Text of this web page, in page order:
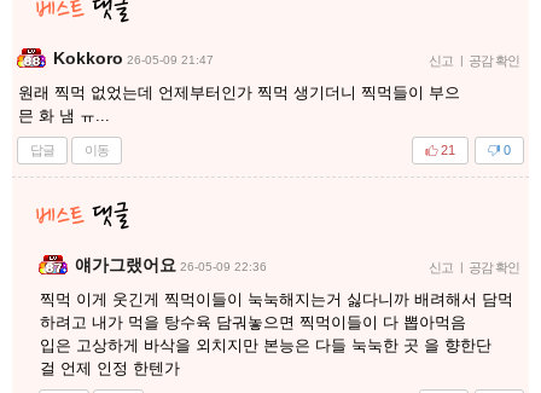
Kokkoro 26-05-09 21:47 신고 | 공감 확인
원래 찍먹 없었는데 언제부터인가 찍먹 생기더니 찍먹들이 부으
믄 화 냄 ㅠ...
답글 이동 0
21
얘가그랬어요 26-05-09 22:36 신고 | 공감 확인
찍먹 이게 웃긴게 찍먹이들이 눅눅해지는거 싫다니까 배려해서 담먹
하려고 내가 먹을 탕수육 담궈놓으면 찍먹이들이 다 뽑아먹음
입은 고상하게 바삭을 외치지만 본능은 다들 눅눅한 곳 을 향한단
걸 언제 인정 한텐가